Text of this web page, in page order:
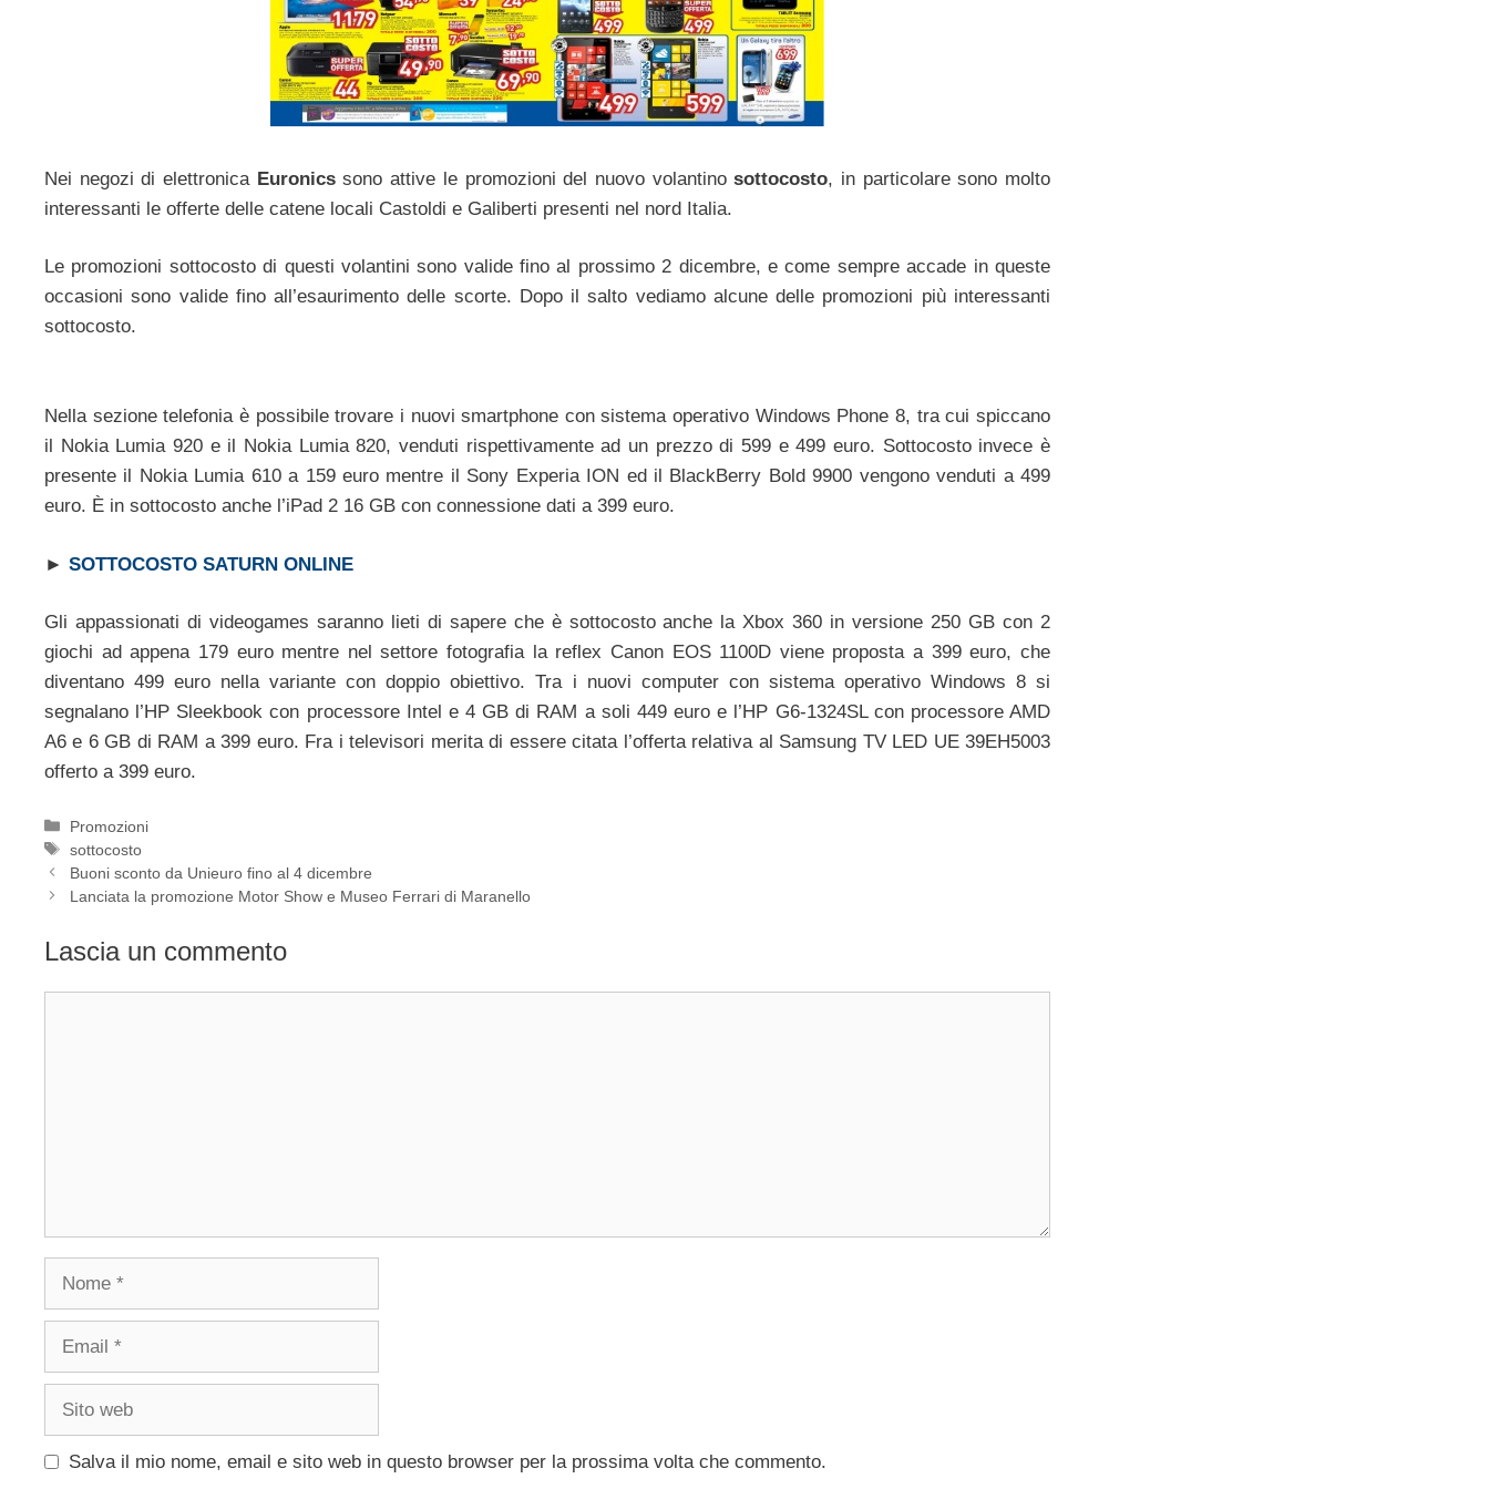
Nei negozi di elettronica Euronicssono attive le promozioni del nuovo volantinosottocosto, in particolare sono molto
interessanti le offerte delle catene locali Castoldi e Galiberti presenti nel nord Italia.
Le promozioni sottocosto di questi volantini sono valide fino al prossimo 2 dicembre, e come sempre accade in queste
occasioni sono valide fino all’esaurimento delle scorte. Dopo il salto vediamo alcune delle promozioni più interessanti
sottocosto.
Nella sezione telefonia è possibile trovare i nuovi smartphone con sistema operativo Windows Phone 8, tra cui spiccano
il Nokia Lumia 920 e il Nokia Lumia 820, venduti rispettivamente ad un prezzo di 599 e 499 euro. Sottocosto invece è
presente il Nokia Lumia 610 a 159 euro mentre il Sony Experia ION ed il BlackBerry Bold 9900 vengono venduti a 499
euro. È in sottocosto anche l’iPad 2 16 GB con connessione dati a 399 euro.
► SOTTOCOSTO SATURN ONLINE
Gli appassionati di videogames saranno lieti di sapere che è sottocosto anche la Xbox 360 in versione 250 GB con 2
giochi ad appena 179 euro mentre nel settore fotografia la reflex Canon EOS 1100D viene proposta a 399 euro, che
diventano 499 euro nella variante con doppio obiettivo. Tra i nuovi computer con sistema operativo Windows 8 si
segnalano l’HP Sleekbook con processore Intel e 4 GB di RAM a soli 449 euro e l’HP G6-1324SL con processore AMD
A6 e 6 GB di RAM a 399 euro. Fra i televisori merita di essere citata l’offerta relativa al Samsung TV LED UE 39EH5003
offerto a 399 euro.
Categorie
Promozioni
Tag
sottocosto
Buoni sconto da Unieuro fino al 4 dicembre
Lanciata la promozione Motor Show e Museo Ferrari di Maranello
Lascia un commento
Nome
Email
Sito
Salva il mio nome, email e sito web in questo browser per la prossima volta che commento.